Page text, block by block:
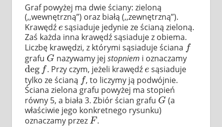
Graf powyżej ma dwie ściany: zieloną
(,,wewnętrzną”) oraz białą (,,zewnętrzną”).
Krawędź e
esąsiaduje jedynie ze ścianą zieloną.
Zaś każda inna krawędź sąsiaduje z obiema.
Liczbę krawędzi, z którymi sąsiaduje ściana f
f
grafu G
G nazywamy jej stopniem i oznaczamy
deg f
degf . Przy czym, jeżeli krawędź e
esąsiaduje
tylko ze ścianą f
f , to liczymy ją podwójnie.
Ściana zielona grafu powyżej ma stopień
równy 5, a biała 3. Zbiór ścian grafu G
G (a
właściwie jego konkretnego rysunku)
oznaczamy przez F
F .